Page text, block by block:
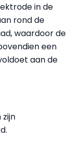
in de
rond de
waardoor de
een
aan de